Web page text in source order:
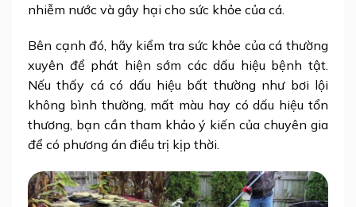
nhiễm nước và gây hại cho sức khỏe của cá.
Bên cạnh đó, hãy kiểm tra sức khỏe của cá thường
xuyên để phát hiện sớm các dấu hiệu bệnh tật.
Nếu thấy cá có dấu hiệu bất thường như bơi lội
không bình thường, mất màu hay có dấu hiệu tổn
thương, bạn cần tham khảo ý kiến của chuyên gia
để có phương án điều trị kịp thời.